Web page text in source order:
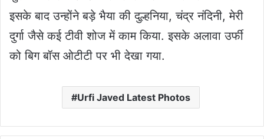
इसके बाद उन्होंने बड़े भैया की दुल्हनिया, चंद्र नंदिनी, मेरी
दुर्गा जैसे कई टीवी शोज में काम किया. इसके अलावा उर्फी
को बिग बॉस ओटीटी पर भी देखा गया.
Urfi Javed Latest Photos